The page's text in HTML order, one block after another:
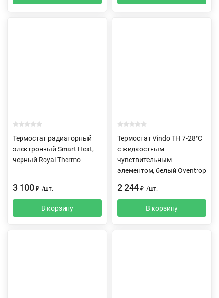
Термостат радиаторный
электронный Smart Heat,
черный Royal Thermo
3 100 ₽ /шт.
В корзину
Термостат Vindo TH 7-28°C
с жидкостным
чувствительным
элементом, белый Oventrop
2 244 ₽ /шт.
В корзину